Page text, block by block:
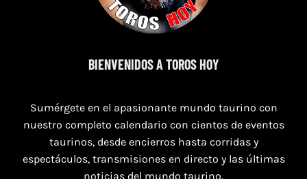
8 de agosto de 2026
BIENVENIDOS A TOROS HOY
Sumérgete en el apasionante mundo taurino con
nuestro completo calendario con cientos de eventos
taurinos, desde encierros hasta corridas y
espectáculos, transmisiones en directo y las últimas
noticias del mundo taurino.